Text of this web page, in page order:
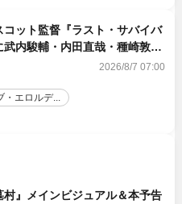
コット監督『ラスト・サバイバ
武内駿輔・内田直哉・種崎敦
ら豪華声優陣が集結！2026/8/7 07:00
・エロルデ...
村』メインビジュアル＆本予告